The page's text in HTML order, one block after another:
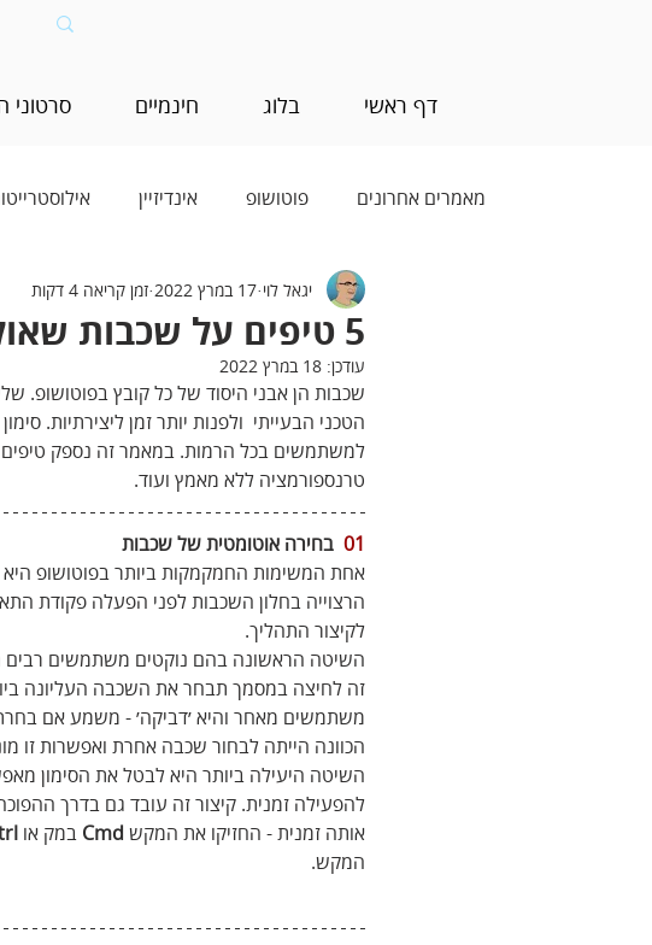
דף ראשי בלוג חינמיים סרטוני
מאמרים אחרונים פוטושופ אינדיזיין
בינה מלאכותית (AI)
5 טיפים על שכבות שאולי לא הכרתם- חלק שני
יגאל לוי 17 במרץ 2022 זמן קריאה 4 דקות
עודכן: 18 במרץ 2022
שכבות הן אבני היסוד של כל קובץ
הטכני הבעייתי  ולפנות יותר זמן ליצירתיות.
למשתמשים בכל הרמות. במאמר זה נספק טיפים
טרנספורמציה ללא מאמץ ועוד.
01
  בחירה אוטומטית של שכבות
אחת המשימות החמקמקות ביותר בפוטושופ
הרצוייה בחלון השכבות לפני הפעלה פקודת
לקיצור התהליך.
השיטה הראשונה בהם נוקטים משתמשים רבים
זה לחיצה במסמך תבחר את השכבה העליונה
משתמשים מאחר והיא ׳דביקה׳ - משמע אם
הכוונה הייתה לבחור שכבה אחרת ואפשרות זו
השיטה היעילה ביותר היא לבטל את הסימון
להפעילה זמנית. קיצור זה עובד גם בדרך
אותה זמנית - החזיקו את המקש Cmd במק או
המקש.